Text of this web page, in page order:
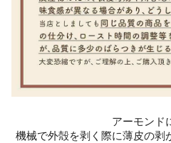
アーモンド
機械で外殻を剥く際に薄皮の剥